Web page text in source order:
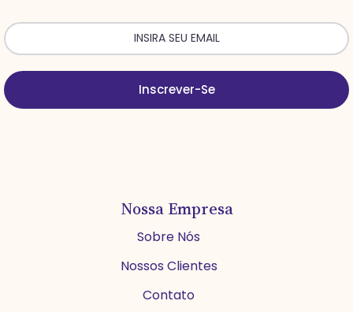
Inscrever-Se
Nossa Empresa
Sobre Nós
Nossos Clientes
Contato